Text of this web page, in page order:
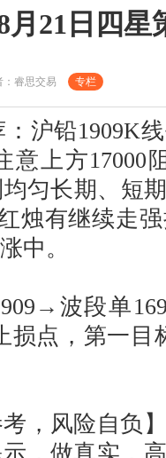
21日四星
：睿思交易 专栏
铅1909K线
上方17000
匀长期、短
烛有继续走
中。
波段单
损点，第一目
风险自负】